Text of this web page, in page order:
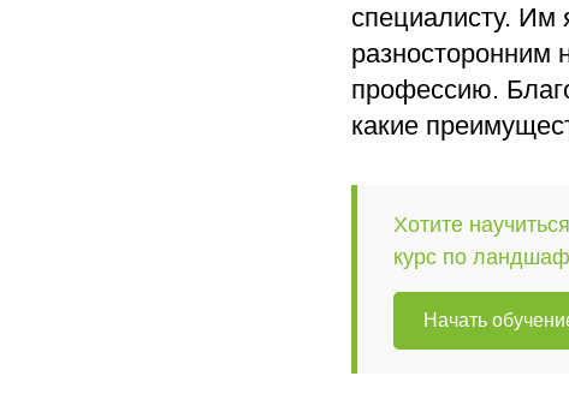
специалисту. Им
разносторонним
профессию.
какие
Хотите
курс по
Начать